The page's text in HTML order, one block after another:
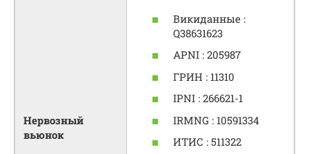
Нервозный
вьюнок
Викиданные :
Q38631623
APNI : 205987
ГРИН : 11310
IPNI : 266621-1
IRMNG : 10591334
ИТИС : 511322